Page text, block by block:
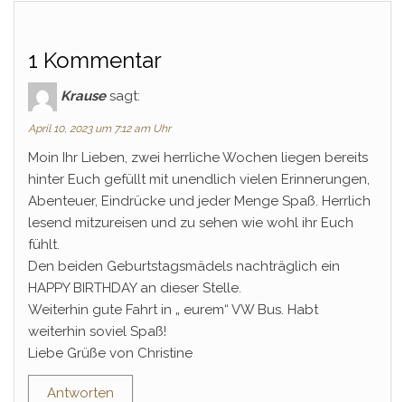
1 Kommentar
Krause sagt:
April 10, 2023 um 7:12 am Uhr
Moin Ihr Lieben, zwei herrliche Wochen liegen bereits
hinter Euch gefüllt mit unendlich vielen Erinnerungen,
Abenteuer, Eindrücke und jeder Menge Spaß. Herrlich
lesend mitzureisen und zu sehen wie wohl ihr Euch
fühlt.
Den beiden Geburtstagsmädels nachträglich ein
HAPPY BIRTHDAY an dieser Stelle.
Weiterhin gute Fahrt in „ eurem“ VW Bus. Habt
weiterhin soviel Spaß!
Liebe Grüße von Christine
Antworten